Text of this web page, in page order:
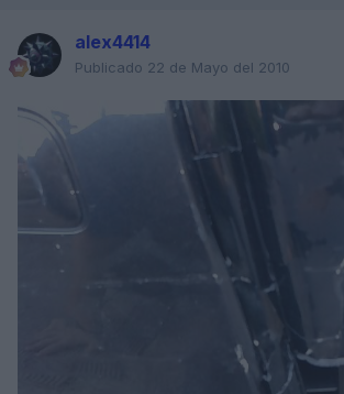
alex4414
Publicado 22 de Mayo del 2010